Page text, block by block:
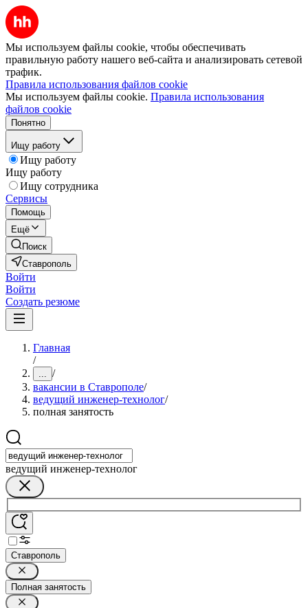
Мы используем файлы cookie, чтобы обеспечивать
правильную работу нашего веб-сайта и анализировать сетевой
трафик.
Правила использования файлов cookie
Мы используем файлы cookie. Правила использования
файлов cookie
Понятно
Ищу работу
Ищу работу
Ищу работу
Ищу сотрудника
Сервисы
Помощь
Ещё
Поиск
Ставрополь
Войти
Войти
Создать резюме
Главная
/
... /
вакансии в Ставрополе/
ведущий инженер-технолог/
полная занятость
ведущий инженер-технолог
Ставрополь
Полная занятость